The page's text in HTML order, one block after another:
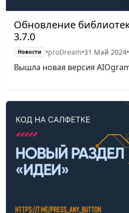
Обновление
3.7.0
Новости •proDream•31 Май 2024•
Вышла новая версия